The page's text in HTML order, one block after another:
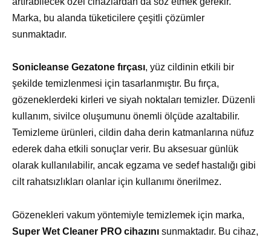
Marka, bu alanda tüketicilere çeşitli çözümler
sunmaktadır.
Sonicleanse Gezatone fırçası, yüz cildinin etkili bir
şekilde temizlenmesi için tasarlanmıştır. Bu fırça,
gözeneklerdeki kirleri ve siyah noktaları temizler. Düzenli
kullanım, sivilce oluşumunu önemli ölçüde azaltabilir.
Temizleme ürünleri, cildin daha derin katmanlarına nüfuz
ederek daha etkili sonuçlar verir. Bu aksesuar günlük
olarak kullanılabilir, ancak egzama ve sedef hastalığı gibi
cilt rahatsızlıkları olanlar için kullanımı önerilmez.
Gözenekleri vakum yöntemiyle temizlemek için marka,
Super Wet Cleaner PRO cihazını sunmaktadır. Bu cihaz,